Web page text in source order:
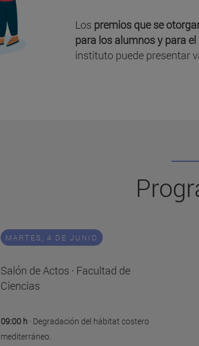
Los premios que se
para los alumnos y para
instituto puede presentar
MARTES, 4 DE JUNIO
Salón de Actos · Facultad de
Ciencias
09:00 h · Degradación del hábitat costero
mediterráneo.